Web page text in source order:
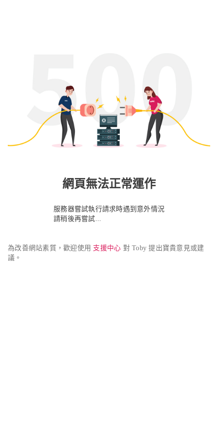
網頁無法正常運作
服務器嘗試執行請求時遇到意外情況
請稍後再嘗試...
為改善網站素質，歡迎使用 支援中心 對 Toby 提出寶貴意見或建
議。